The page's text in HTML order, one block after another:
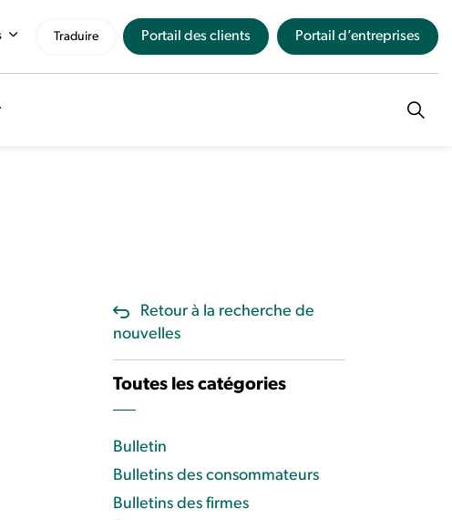
Traduire Portail des clients Portail d’entreprises
Retour à la recherche de
nouvelles
Toutes les catégories
Bulletin
Bulletins des consommateurs
Bulletins des firmes